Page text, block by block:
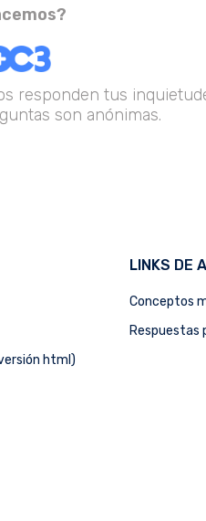
responden tus
son anónimas.
html)
LINKS DE
Conceptos
Respuestas